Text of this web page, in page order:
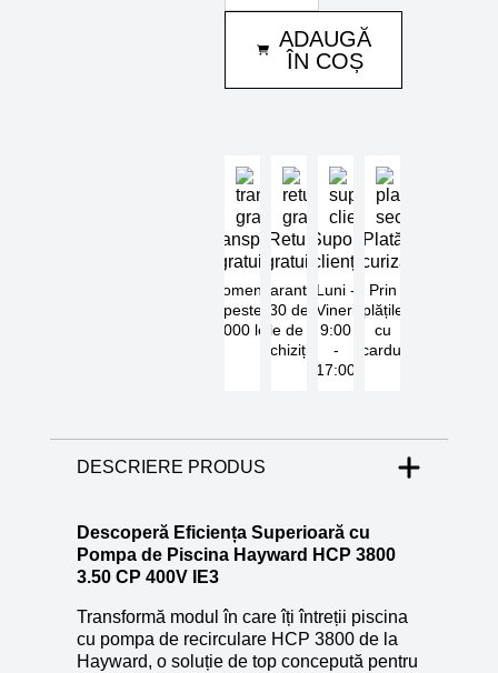
3.50
IE3
ADAUGĂ
ÎN COȘ
Transport
gratuit
Comenzi
peste
5000 lei
Retur
gratuit
Garantat
30 de
zile de la
achiziție
Suport
clienți
Luni -
Vineri
9:00
-
17:00
Plată
securizată
Prin
plățile
cu
cardul
DESCRIERE PRODUS
Descoperă Eficiența Superioară cu
Pompa de Piscina Hayward HCP 3800
3.50 CP 400V IE3
Transformă modul în care îți întreții piscina
cu pompa de recirculare HCP 3800 de la
Hayward, o soluție de top concepută pentru